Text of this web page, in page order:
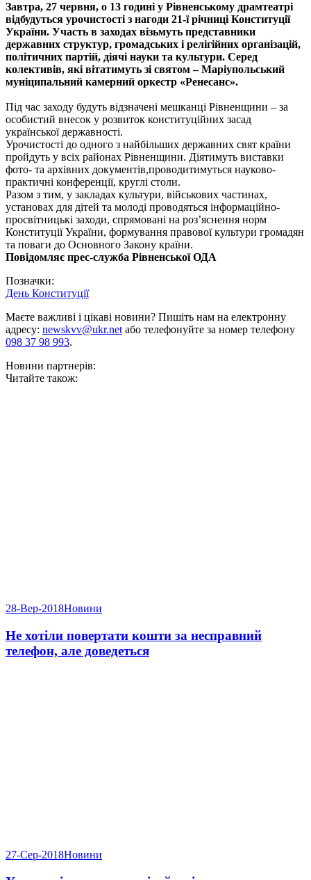
Завтра, 27 червня, о 13 годині у Рівненському драмтеатрі
відбудуться урочистості з нагоди 21-ї річниці Конституції
України. Участь в заходах візьмуть представники
державних структур, громадських і релігійних організацій,
політичних партій, діячі науки та культури. Серед
колективів, які вітатимуть зі святом – Маріупольський
муніципальний камерний оркестр «Ренесанс».
Під час заходу будуть відзначені мешканці Рівненщини – за
особистий внесок у розвиток конституційних засад
української державності.
Урочистості до одного з найбільших державних свят країни
пройдуть у всіх районах Рівненщини. Діятимуть виставки
фото- та архівних документів,проводитимуться науково-
практичні конференції, круглі столи.
Разом з тим, у закладах культури, військових частинах,
установах для дітей та молоді проводяться інформаційно-
просвітницькі заходи, спрямовані на роз’яснення норм
Конституції України, формування правової культури громадян
та поваги до Основного Закону країни.
Повідомляє прес-служба Рівненської ОДА
Позначки:
День Конституції
Маєте важливі і цікаві новини? Пишіть нам на електронну
адресу: newskvv@ukr.netабо телефонуйте за номер телефону
098 37 98 993.
Новини партнерів:
Читайте також:
28-Вер-2018Новини
Не хотіли повертати кошти за несправний
телефон, але доведеться
27-Сер-2018Новини